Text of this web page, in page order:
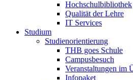
Hochschulbibliothek
Qualität der Lehre
IT Services
Studium
Studienorientierung
THB goes Schule
Campusbesuch
Veranstaltungen im
Infopaket